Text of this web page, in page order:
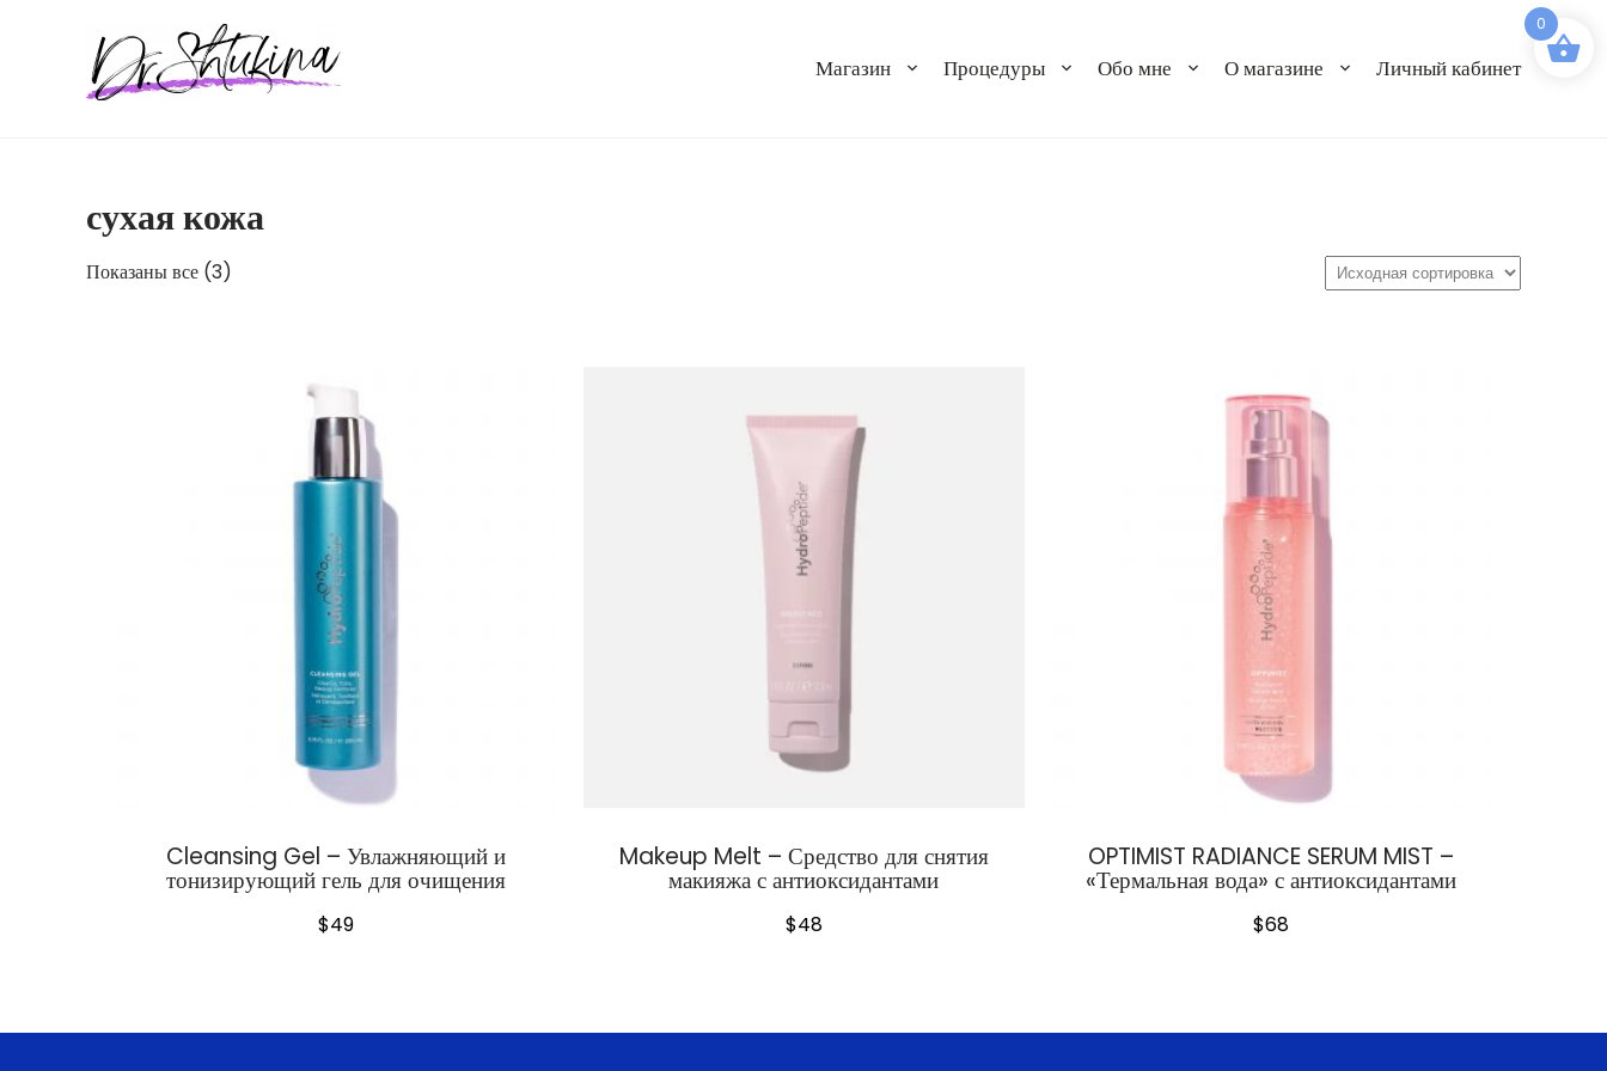
содержимому
Магазин Процедуры Обо мне О магазине Личный кабинет
сухая кожа
Показаны все (3)
Cleansing Gel – Увлажняющий и
тонизирующий гель для очищения
$49
Makeup Melt – Средство для снятия
макияжа с антиоксидантами
$48
OPTIMIST RADIANCE SERUM MIST –
«Термальная вода» с антиоксидантами
$68
0